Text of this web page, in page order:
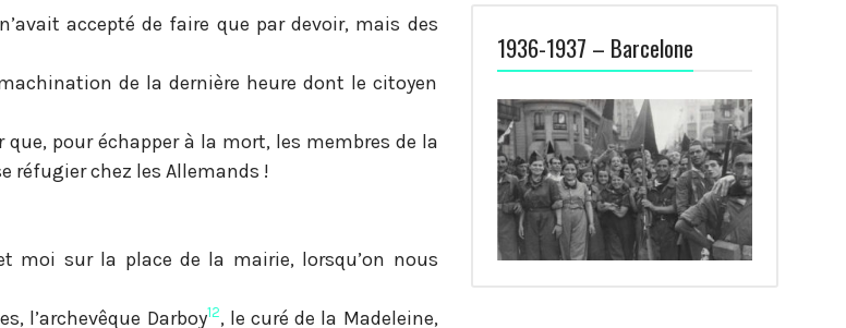
accepté de faire que par devoir, mais des
de la dernière heure dont le citoyen
pour échapper à la mort, les membres de la
réfugier chez les Allemands !
moi sur la place de la mairie, lorsqu’on nous
l’archevêque Darboy12, le curé de la Madeleine,
1936-1937 – Barcelone